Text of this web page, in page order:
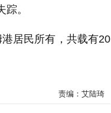
。
居民所有，共载有20
责编：艾陆琦